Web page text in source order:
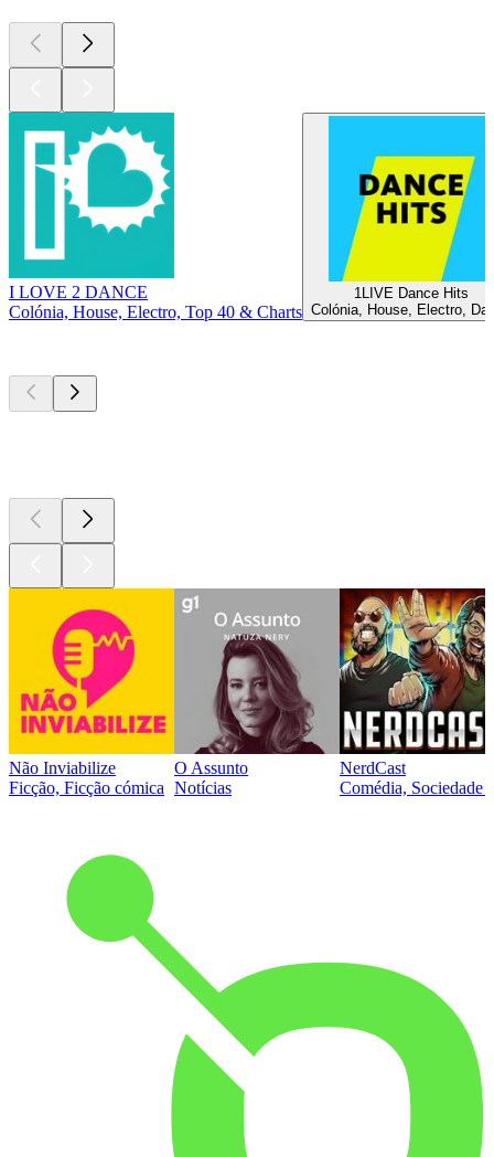
I LOVE 2 DANCE
Colónia, House, Electro, Top 40 & Charts
1LIVE Dance Hits
Colónia, House, Electro,
Não Inviabilize
Ficção, Ficção cómica
O Assunto
Notícias
NerdCast
Comédia, Sociedade